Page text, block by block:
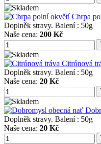
Chrpa
Doplněk stravy. Balení : 50g
Naše cena: 200 Kč
Citrónová
Doplněk stravy. Balení : 50g
Naše cena: 20 Kč
Doplněk stravy. Balení : 50g
Naše cena: 20 Kč